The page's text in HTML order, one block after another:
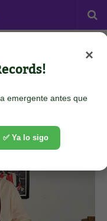
×
emergente antes que
✅ Ya lo sigo